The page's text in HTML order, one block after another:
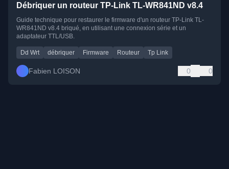
Débriquer un routeur TP-Link TL-WR841ND v8.4
Guide technique pour restaurer le firmware d'un routeur TP-Link TL-
WR841ND v8.4 briqué, en utilisant une connexion série et un
adaptateur TTL/USB.
Dd Wrt débriquer Firmware Routeur Tp Link
Fabien LOISON 0 0